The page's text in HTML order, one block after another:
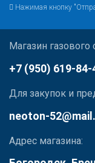
Нажимая кнопку
Магазин газового
+7 (950) 619-84-
Для закупок и
neoton-
Адрес магазина: